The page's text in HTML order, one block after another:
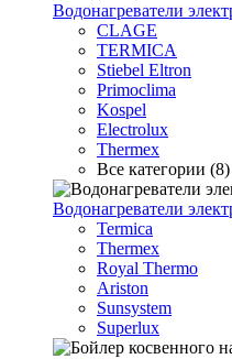
Водонагреватeли
CLAGE
TERMICA
Stiebel Eltron
Primoclima
Kospel
Electrolux
Thermex
Все категории (8)
Водонагреватели
Termica
Thermex
Royal Thermo
Ariston
Sunsystem
Superlux